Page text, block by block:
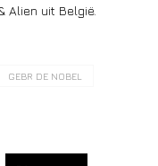
Alien uit België.
GEBR DE NOBEL